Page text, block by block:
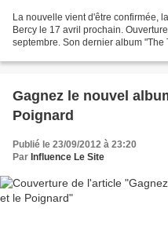
La nouvelle vient d'être confirmée,
Bercy le 17 avril prochain.
septembre. Son dernier album "The
Gagnez le nouvel
Poignard
Publié le 23/09/2012 à 23:20
Par Influence Le Site